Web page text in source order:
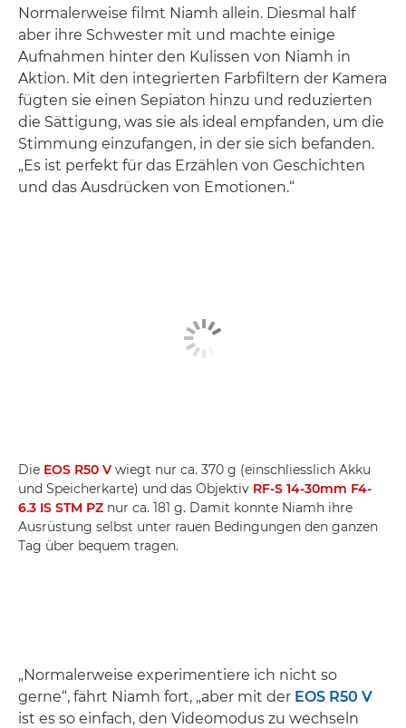
Normalerweise filmt Niamh allein. Diesmal half
aber ihre Schwester mit und machte einige
Aufnahmen hinter den Kulissen von Niamh in
Aktion. Mit den integrierten Farbfiltern der Kamera
fügten sie einen Sepiaton hinzu und reduzierten
die Sättigung, was sie als ideal empfanden, um die
Stimmung einzufangen, in der sie sich befanden.
„Es ist perfekt für das Erzählen von Geschichten
und das Ausdrücken von Emotionen.“
Die EOS R50 V wiegt nur ca. 370 g (einschliesslich Akku
und Speicherkarte) und das Objektiv RF-S 14-30mm F4-
6.3 IS STM PZ nur ca. 181 g. Damit konnte Niamh ihre
Ausrüstung selbst unter rauen Bedingungen den ganzen
Tag über bequem tragen.
„Normalerweise experimentiere ich nicht so
gerne“, fährt Niamh fort, „aber mit der EOS R50 V
ist es so einfach, den Videomodus zu wechseln